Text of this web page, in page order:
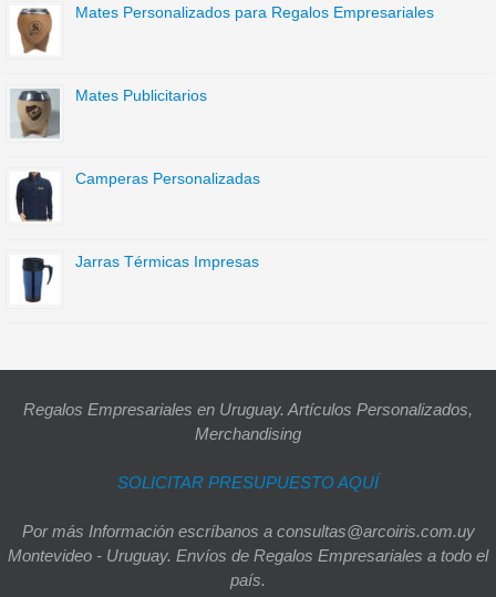
Mates Personalizados para Regalos Empresariales
Mates Publicitarios
Camperas Personalizadas
Jarras Térmicas Impresas
Regalos Empresariales en Uruguay. Artículos Personalizados,
Merchandising
SOLICITAR PRESUPUESTO AQUÍ
Por más Información escríbanos a consultas@arcoiris.com.uy
Montevideo - Uruguay. Envíos de Regalos Empresariales a todo el
país.